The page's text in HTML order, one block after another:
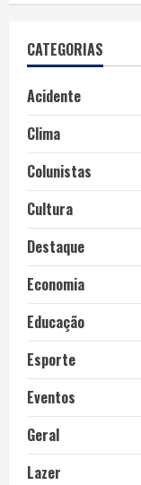
CATEGORIAS
Acidente
Clima
Colunistas
Cultura
Destaque
Economia
Educação
Esporte
Eventos
Geral
Lazer